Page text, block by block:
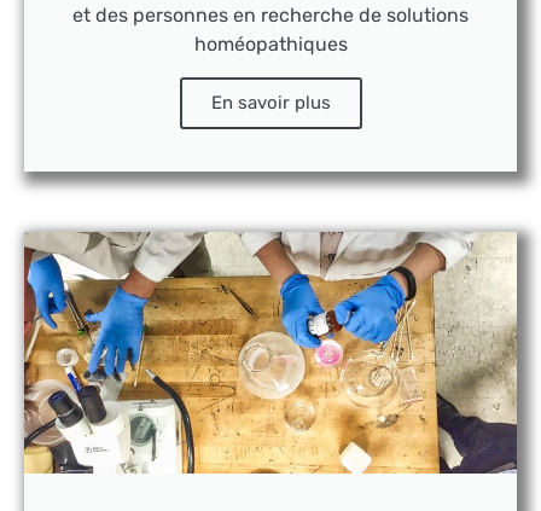
et des personnes en recherche de solutions
homéopathiques
En savoir plus